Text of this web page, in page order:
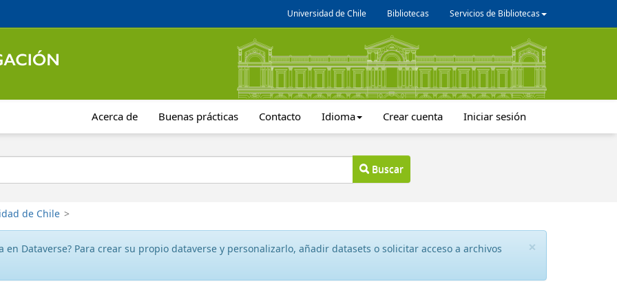
Universidad de Chile Bibliotecas Servicios de Bibliotecas
Acerca de Buenas prácticas Contacto Idioma Crear cuenta Iniciar sesión
Buscar
de Chile >
×
en Dataverse? Para crear su propio dataverse y personalizarlo, añadir datasets o solicitar acceso a archivos